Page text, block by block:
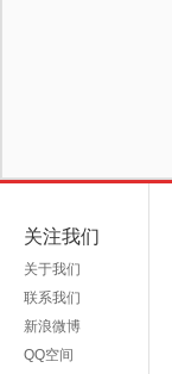
关注我们
关于我们
联系我们
新浪微博
QQ空间